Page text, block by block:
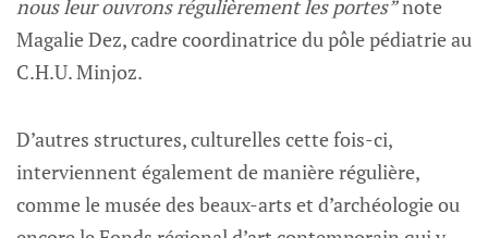
nous leur ouvrons régulièrement les portes”note
Magalie Dez, cadre coordinatrice du pôle pédiatrie au
C.H.U. Minjoz.
D’autres structures, culturelles cette fois-ci,
interviennent également de manière régulière,
comme le musée des beaux-arts et d’archéologie ou